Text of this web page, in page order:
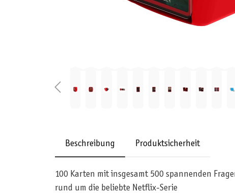
Beschreibung Produktsicherheit
100 Karten mit insgesamt 500 spannenden
rund um die beliebte Netflix-Serie